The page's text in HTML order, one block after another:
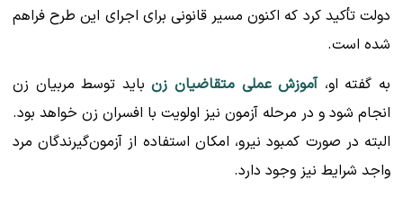
دولت تأکید کرد که اکنون مسیر قانونی برای اجرای این طرح فراهم
شده است.
به گفته او، آموزش عملی متقاضیان زنباید توسط مربیان زن
انجام شود و در مرحله آزمون نیز اولویت با افسران زن خواهد بود.
البته در صورت کمبود نیرو، امکان استفاده از آزمون‌گیرندگان مرد
واجد شرایط نیز وجود دارد.